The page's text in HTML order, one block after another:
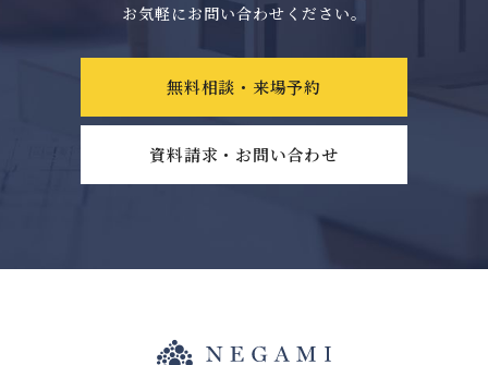
お気軽にお問い合わせください。
無料相談・来場予約
資料請求・お問い合わせ